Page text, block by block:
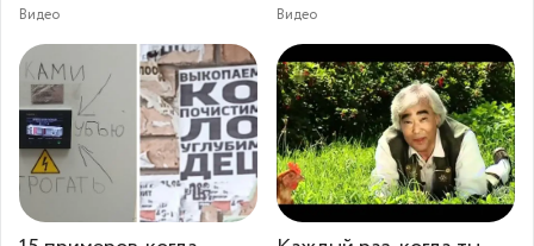
Видео Видео